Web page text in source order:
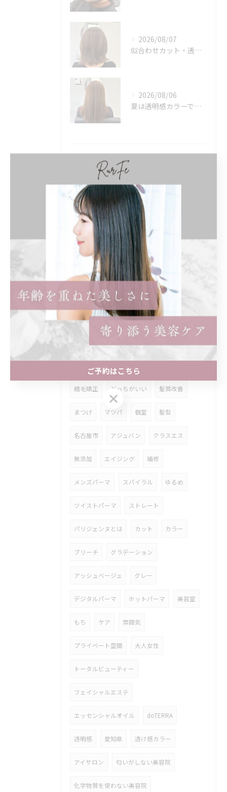
2026/08/07
似合わせカット・透明感カラーはASAMIにお任せください♪
2026/08/06
夏は透明感カラーでイメチェン♪ブリーチなしでも明るくできます！
Tags
くせ毛 子連れ オシャレ
白髪ぼかし ハイライト
女性のみ まつ毛パーマ
ロッド 奥目 効果 違い
ショート レディース 前髪あり
ショートボブ ボブ インナーカラー
縮毛矯正 どっちがいい 髪質改善
まつげ マツパ 個室 髪型
名古屋市 アジュバン クラスエス
無添加 エイジング 補修
メンズパーマ スパイラル ゆるめ
ツイストパーマ ストレート
パリジェンヌとは カット カラー
ブリーチ グラデーション
アッシュベージュ グレー
デジタルパーマ ホットパーマ 美容室
もち ケア 雰囲気
プライベート空間 大人女性
トータルビューティー
フェイシャルエステ
エッセンシャルオイル doTERRA
透明感 愛知県 透け感カラー
アイサロン 匂いがしない美容院
化学物質を使わない美容院
ご予約はこちら
ご予約はこちら